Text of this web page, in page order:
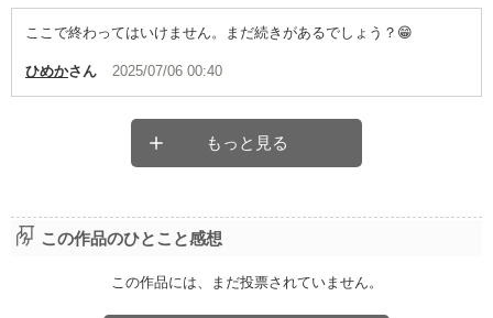
ここで終わってはいけません。まだ続きがあるでしょう？😁
ひめかさん 2025/07/06 00:40
もっと見る
この作品のひとこと感想
この作品には、まだ投票されていません。